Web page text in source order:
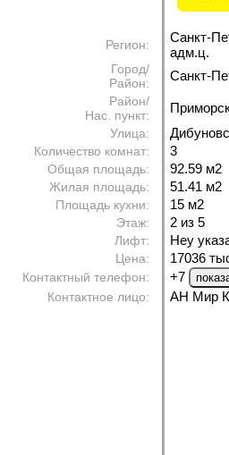
Регион:
Санкт-
адм.ц.
Город/
Район:
Санкт-
Район/
Нас. пункт:
Улица:
Количество комнат: 3
Общая площадь: 92.59 м2
Жилая площадь: 51.41 м2
Площадь кухни: 15 м2
Этаж: 2 из 5
Лифт: Неу
Цена: 17036
Контактный телефон: +7
Контактное лицо: АН Мир